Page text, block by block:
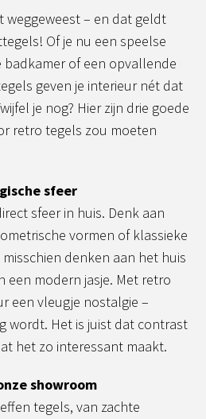
weggeweest – en dat geldt
Of je nu een speelse
of een opvallende
geven je interieur nét dat
je nog? Hier zijn drie goede
retro tegels zou moeten
sfeer
sfeer in huis. Denk aan
vormen of klassieke
denken aan het huis
een modern jasje. Met retro
een vleugje nostalgie –
wordt. Het is juist dat contrast
het zo interessant maakt.
showroom
tegels, van zachte